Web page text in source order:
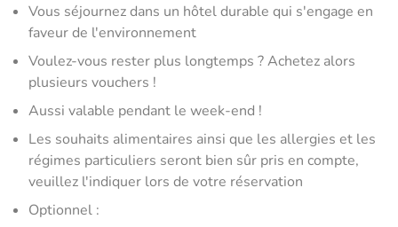
Vous séjournez dans un hôtel durable qui s'engage en
faveur de l'environnement
Voulez-vous rester plus longtemps ? Achetez alors
plusieurs vouchers !
Aussi valable pendant le week-end !
Les souhaits alimentaires ainsi que les allergies et les
régimes particuliers seront bien sûr pris en compte,
veuillez l'indiquer lors de votre réservation
Optionnel :